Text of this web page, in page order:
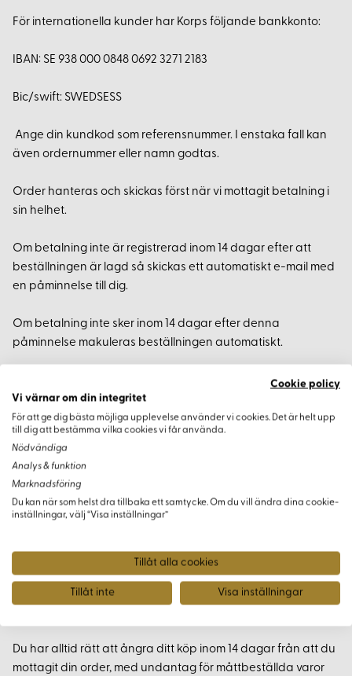
För internationella kunder har Korps följande bankkonto:
IBAN: SE 938 000 0848 0692 3271 2183
Bic/swift: SWEDSESS
Ange din kundkod som referensnummer. I enstaka fall kan
även ordernummer eller namn godtas.
Order hanteras och skickas först när vi mottagit betalning i
sin helhet.
Om betalning inte är registrerad inom 14 dagar efter att
beställningen är lagd så skickas ett automatiskt e-mail med
en påminnelse till dig.
Om betalning inte sker inom 14 dagar efter denna
påminnelse makuleras beställningen automatiskt.
PERSONUPPGIFTER
Korps behandlar persondata i enlighet med GDPR.
Uppgifter som kan knytas till dig som person kommer aldrig
att bli tillgängliga för andra verksamheter förutom
ÅNGERÄTT & RETUR
Du har alltid rätt att ångra ditt köp inom 14 dagar från att du
mottagit din order, med undantag för måttbeställda varor
Cookie policy
Vi värnar om din integritet
För att ge dig bästa möjliga upplevelse använder vi cookies. Det är helt upp
till dig att bestämma vilka cookies vi får använda.
Nödvändiga
Analys & funktion
Marknadsföring
Du kan när som helst dra tillbaka ett samtycke. Om du vill ändra dina cookie-
inställningar, välj “Visa inställningar”
Tillåt alla cookies
Tillåt inte Visa inställningar